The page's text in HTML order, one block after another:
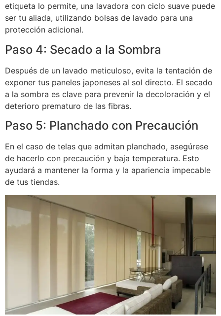
etiqueta lo permite, una lavadora con ciclo suave puede
ser tu aliada, utilizando bolsas de lavado para una
protección adicional.
Paso 4: Secado a la Sombra
Después de un lavado meticuloso, evita la tentación de
exponer tus paneles japoneses al sol directo. El secado
a la sombra es clave para prevenir la decoloración y el
deterioro prematuro de las fibras.
Paso 5: Planchado con Precaución
En el caso de telas que admitan planchado, asegúrese
de hacerlo con precaución y baja temperatura. Esto
ayudará a mantener la forma y la apariencia impecable
de tus tiendas.